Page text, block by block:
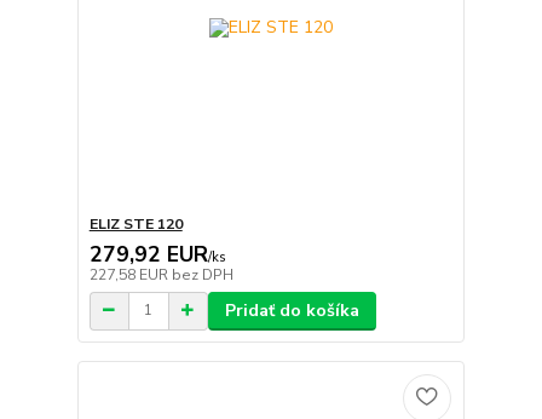
ELIZ STE 120
279,92 EUR/ks
227,58 EUR bez DPH
Pridať do košíka